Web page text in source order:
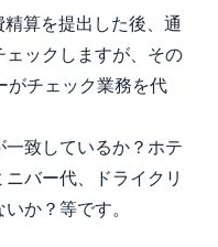
算を提出した後、通
ックしますが、その
がチェック業務を代
致しているか？ホテ
バー代、ドライクリ
か？等です。